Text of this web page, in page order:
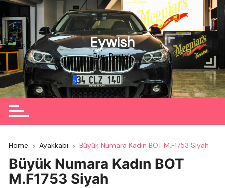
Skip
to
content
Eywish
Bilgi Portalı
Home Ayakkabı Büyük Numara Kadın BOT M.F1753 Siyah
Büyük Numara Kadın BOT
M.F1753 Siyah